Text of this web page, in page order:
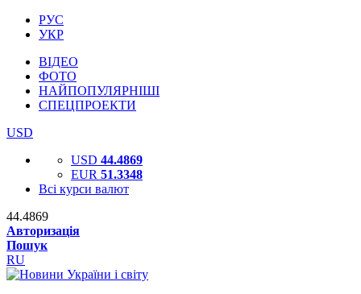
РУС
УКР
ВІДЕО
ФОТО
НАЙПОПУЛЯРНІШІ
СПЕЦПРОЕКТИ
USD
USD 44.4869
EUR 51.3348
Всі курси валют
44.4869
Авторизація
Пошук
RU